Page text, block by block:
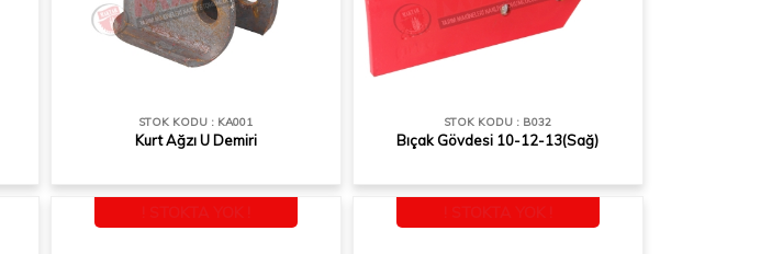
STOK KODU : KA001
Kurt Ağzı U Demiri
STOK KODU : B032
Bıçak Gövdesi 10-12-13(Sağ)